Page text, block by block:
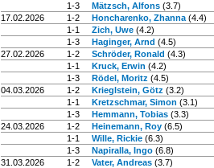
1-3
Mätzsch, Alfons (3.7)
17.02.2026
1-2 Honcharenko, Zhanna (4.4)
1-1
Zich, Uwe (4.2)
1-3
Haginger, Arnd (4.5)
27.02.2026
1-2 Schröder, Ronald (4.3)
1-1
Kruck, Erwin (4.2)
1-3
Rödel, Moritz (4.5)
04.03.2026
1-2 Krieglstein, Götz (3.2)
1-1
Kretzschmar, Simon (3.1)
1-3
Hemmann, Tobias (3.3)
24.03.2026
1-2 Heinemann, Roy (6.5)
1-1
Wille, Rickie (6.3)
1-3
Napiralla, Ingo (6.8)
31.03.2026
1-2 Vater, Andreas (3.7)